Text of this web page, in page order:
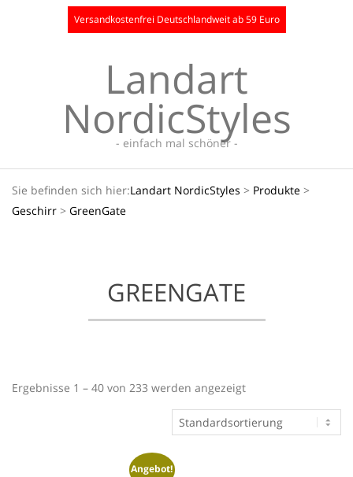
Versandkostenfrei Deutschlandweit ab 59 Euro
Landart
NordicStyles
- einfach mal schöner -
Navigation
Menu
Sie befinden sich hier:Landart NordicStyles > Produkte >
Geschirr > GreenGate
GREENGATE
Ergebnisse 1 – 40 von 233 werden angezeigt
Angebot!